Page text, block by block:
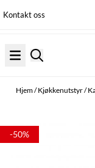
Hopp til innhold
Kontakt oss
Hjem/Kjøkkenutstyr/
-50%